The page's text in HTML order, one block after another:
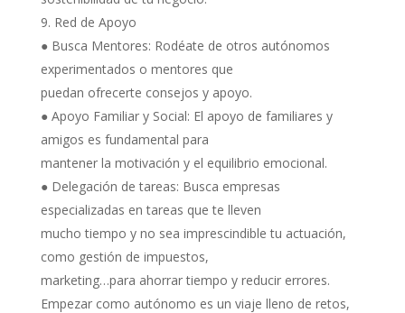
Red de Apoyo
● Busca Mentores: Rodéate de otros autónomos
experimentados o mentores que
puedan ofrecerte consejos y apoyo.
● Apoyo Familiar y Social: El apoyo de familiares y
amigos es fundamental para
mantener la motivación y el equilibrio emocional.
● Delegación de tareas: Busca empresas
especializadas en tareas que te lleven
mucho tiempo y no sea imprescindible tu actuación,
como gestión de impuestos,
marketing…para ahorrar tiempo y reducir errores.
Empezar como autónomo es un viaje lleno de retos,